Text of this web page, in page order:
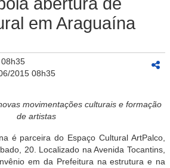
em Araguaína
2015 08h35
movimentações culturais e formação
de artistas
é parceira do Espaço Cultural ArtPalco,
20. Localizado na Avenida Tocantins,
em da Prefeitura na estrutura e na